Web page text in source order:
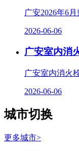
广安2026年6
2026-06-06
广安室内消
广安室内消火
2026-06-06
城市切换
更多城市>